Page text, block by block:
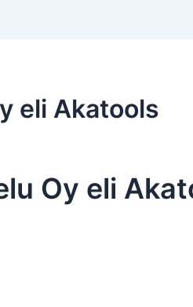
eli Akatools
Oy eli